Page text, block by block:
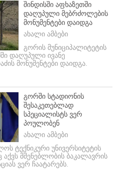
შინდისში აფხაზეთში
დაღუპული მებრძოლების
მონუმენტები დაიდგა
ახალი ამბები
გორის მუნიციპალიტეტის
დაღუპული ივანე
მონუმენტები დაიდგა.
გორში სტადიონის
შესაკეთებლად
სპეციალისტს ვერ
პოულობენ
ახალი ამბები
ტექნიკური უნივერსიტეტის
მშენებლობის ბაკალავრის
ვერ ჩაატარებს.